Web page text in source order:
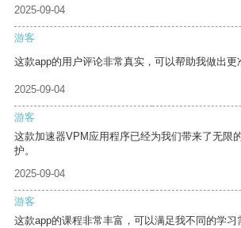
2025-09-04
游客
这款app的用户评论非常真实，可以帮助我做出更
2025-09-04
游客
这款加速器VPM应用程序已经为我们带来了无限
护。
2025-09-04
游客
这款app的课程非常丰富，可以满足我不同的学习